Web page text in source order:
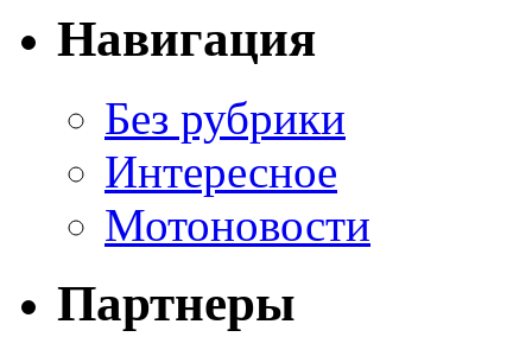
Навигация
Без рубрики
Интересное
Мотоновости
Партнеры